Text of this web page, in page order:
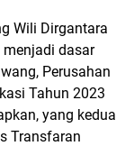
Wili Dirgantara
dasar
Perusahan
Tahun 2023
yang kedua
Transfaran